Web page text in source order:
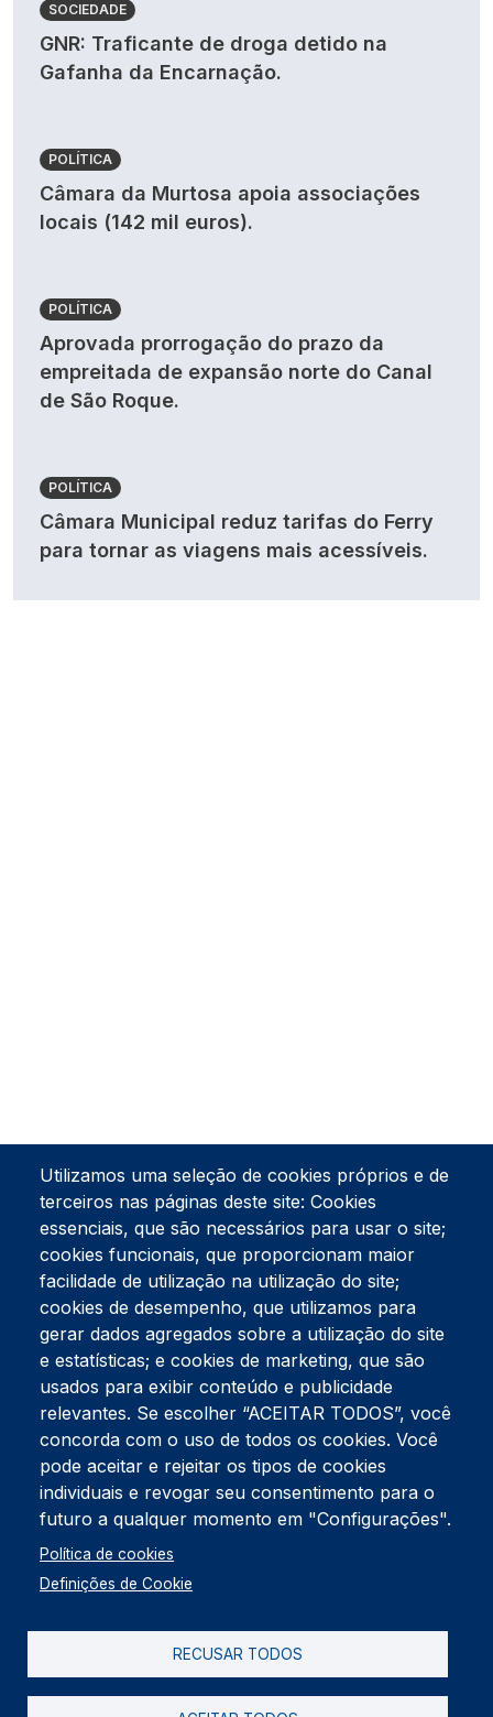
SOCIEDADE
GNR: Traficante de droga detido na
Gafanha da Encarnação.
POLÍTICA
Câmara da Murtosa apoia associações
locais (142 mil euros).
POLÍTICA
Aprovada prorrogação do prazo da
empreitada de expansão norte do Canal
de São Roque.
POLÍTICA
Câmara Municipal reduz tarifas do Ferry
para tornar as viagens mais acessíveis.
Tel:234 390 100Fax:234 390 100
Endereço Postal
Apartado 42
Rua Gil Eanes 31
3834-908 Gafanha da Nazaré
Estúdios
Rua Prior Guerra
Edifício do Centro Cultural da Gafanha da Nazaré
3830-556 Gafanha da Nazaré
Rodapé
Cookies
Política de Privacidade
Utilizamos uma seleção de cookies próprios e de
terceiros nas páginas deste site: Cookies
essenciais, que são necessários para usar o site;
cookies funcionais, que proporcionam maior
facilidade de utilização na utilização do site;
cookies de desempenho, que utilizamos para
gerar dados agregados sobre a utilização do site
e estatísticas; e cookies de marketing, que são
usados para exibir conteúdo e publicidade
relevantes. Se escolher “ACEITAR TODOS”, você
concorda com o uso de todos os cookies. Você
pode aceitar e rejeitar os tipos de cookies
individuais e revogar seu consentimento para o
futuro a qualquer momento em "Configurações".
Política de cookies
Definições de Cookie
RECUSAR TODOS